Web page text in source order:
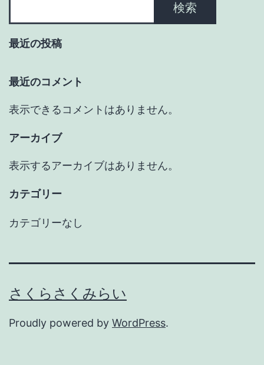
検索
最近の投稿
最近のコメント
表示できるコメントはありません。
アーカイブ
表示するアーカイブはありません。
カテゴリー
カテゴリーなし
さくらさくみらい
Proudly powered by WordPress.